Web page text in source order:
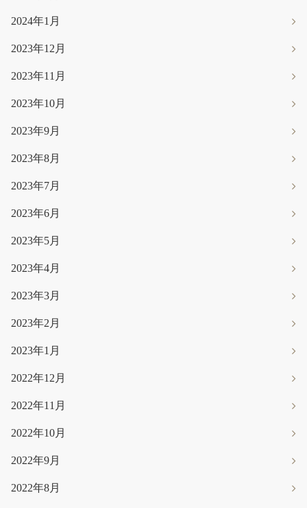
2024年1月
2023年12月
2023年11月
2023年10月
2023年9月
2023年8月
2023年7月
2023年6月
2023年5月
2023年4月
2023年3月
2023年2月
2023年1月
2022年12月
2022年11月
2022年10月
2022年9月
2022年8月